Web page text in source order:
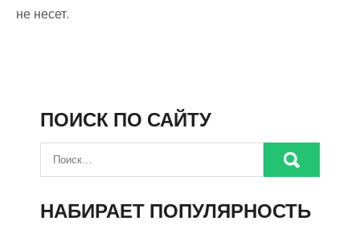
не несет.
ПОИСК ПО САЙТУ
НАБИРАЕТ ПОПУЛЯРНОСТЬ